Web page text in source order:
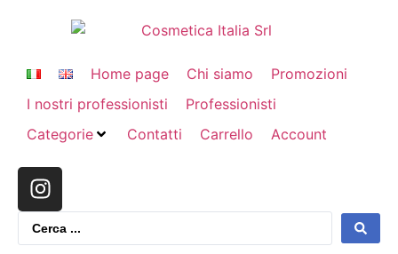
Home page Chi siamo
Promozioni
I nostri professionisti
Professionisti
Categorie
Contatti Carrello Account